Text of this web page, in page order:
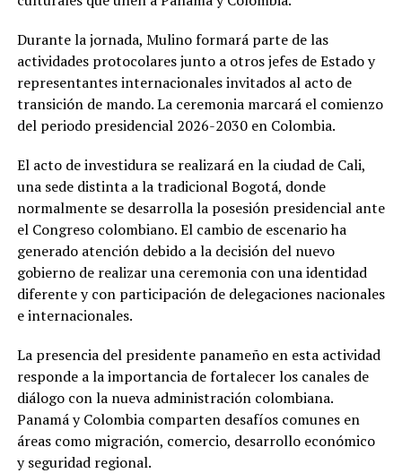
Durante la jornada, Mulino formará parte de las
actividades protocolares junto a otros jefes de Estado y
representantes internacionales invitados al acto de
transición de mando. La ceremonia marcará el comienzo
del periodo presidencial 2026-2030 en Colombia.
El acto de investidura se realizará en la ciudad de Cali,
una sede distinta a la tradicional Bogotá, donde
normalmente se desarrolla la posesión presidencial ante
el Congreso colombiano. El cambio de escenario ha
generado atención debido a la decisión del nuevo
gobierno de realizar una ceremonia con una identidad
diferente y con participación de delegaciones nacionales
e internacionales.
La presencia del presidente panameño en esta actividad
responde a la importancia de fortalecer los canales de
diálogo con la nueva administración colombiana.
Panamá y Colombia comparten desafíos comunes en
áreas como migración, comercio, desarrollo económico
y seguridad regional.